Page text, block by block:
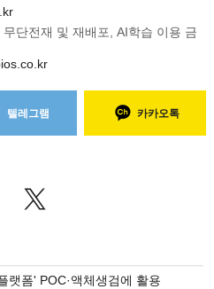
단전재 및 재배포, AI학습 이용 금
텔레그램 카카오톡
트위
터로
랫폼' POC·액체생검에 활용